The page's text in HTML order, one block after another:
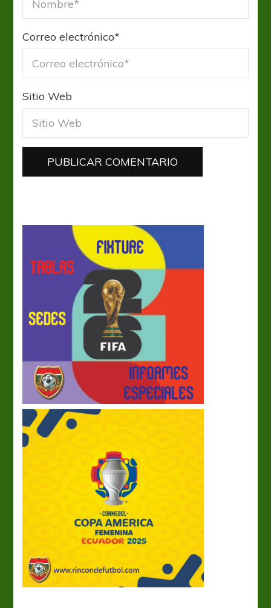
Correo electrónico*
Sitio Web